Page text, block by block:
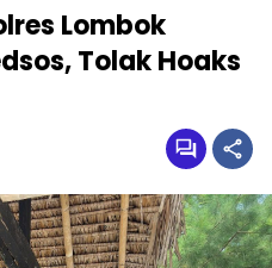
Lombok
Tolak Hoaks